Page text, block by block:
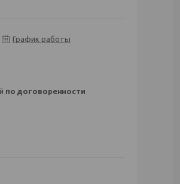
График работы
по договоренности